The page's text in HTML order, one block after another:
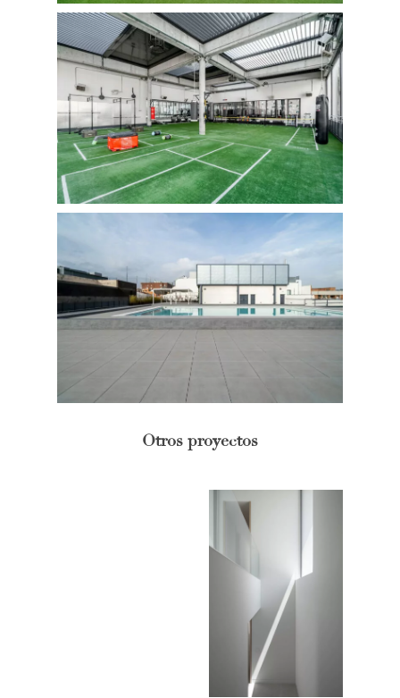
Otros proyectos